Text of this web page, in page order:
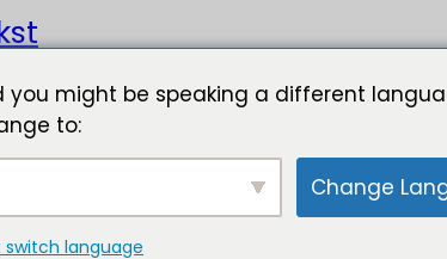
you might be speaking a different
to:
Change
language